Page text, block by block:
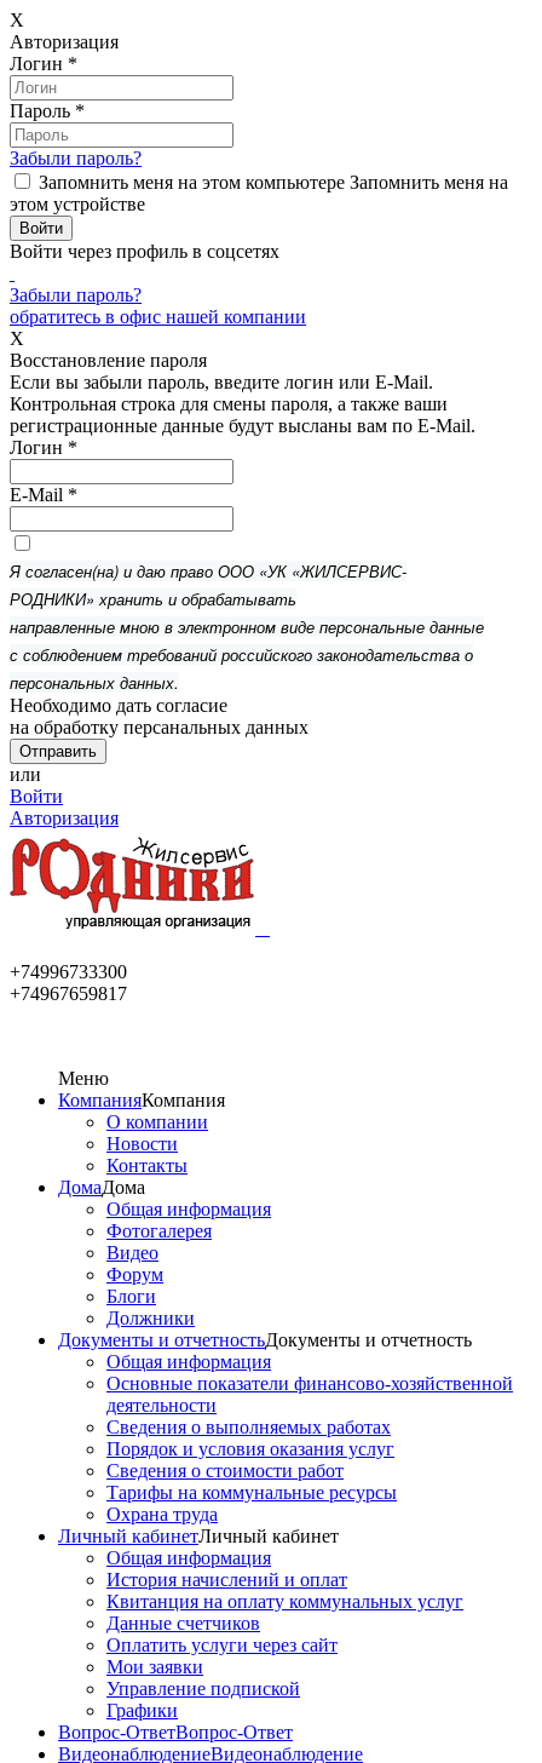
X
Авторизация
Логин *
Пароль *
Забыли пароль?
Запомнить меня на этом компьютере Запомнить меня на
этом устройстве
Войти через профиль в соцсетях
Забыли пароль?
обратитесь в офис нашей компании
X
Восстановление пароля
Если вы забыли пароль, введите логин или E-Mail.
Контрольная строка для смены пароля, а также ваши
регистрационные данные будут высланы вам по E-Mail.
Логин *
E-Mail *
Я согласен(на) и даю право ООО «УК «ЖИЛСЕРВИС-
РОДНИКИ» хранить и обрабатывать
направленные мною в электронном виде персональные данные
с соблюдением требований российского законодательства о
персональных данных.
Необходимо дать согласие
на обработку персанальных данных
или
Войти
Авторизация
+74996733300
+74967659817
Меню
КомпанияКомпания
О компании
Новости
Контакты
ДомаДома
Общая информация
Фотогалерея
Видео
Форум
Блоги
Должники
Документы и отчетностьДокументы и отчетность
Общая информация
Основные показатели финансово-хозяйственной
деятельности
Сведения о выполняемых работах
Порядок и условия оказания услуг
Сведения о стоимости работ
Тарифы на коммунальные ресурсы
Охрана труда
Личный кабинетЛичный кабинет
Общая информация
История начислений и оплат
Квитанция на оплату коммунальных услуг
Данные счетчиков
Оплатить услуги через сайт
Мои заявки
Управление подпиской
Графики
Вопрос-ОтветВопрос-Ответ
ВидеонаблюдениеВидеонаблюдение